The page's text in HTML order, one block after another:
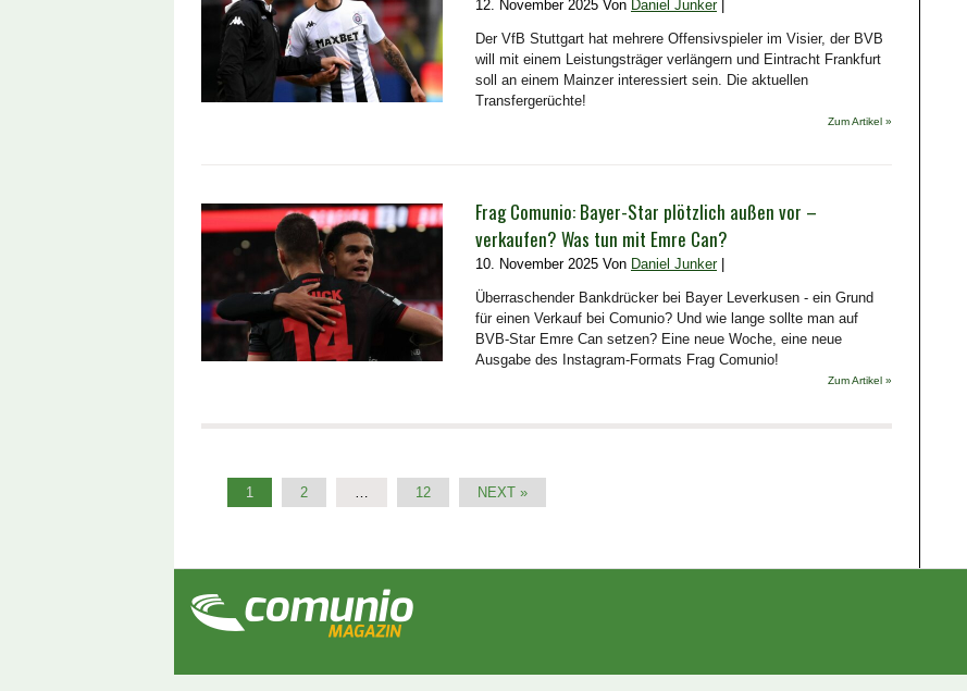
12. November 2025 Von Daniel Junker|
Der VfB Stuttgart hat mehrere Offensivspieler im Visier, der BVB
will mit einem Leistungsträger verlängern und Eintracht Frankfurt
soll an einem Mainzer interessiert sein. Die aktuellen
Transfergerüchte!
Zum Artikel »
Frag Comunio: Bayer-Star plötzlich außen vor –
verkaufen? Was tun mit Emre Can?
10. November 2025 Von Daniel Junker|
Überraschender Bankdrücker bei Bayer Leverkusen - ein Grund
für einen Verkauf bei Comunio? Und wie lange sollte man auf
BVB-Star Emre Can setzen? Eine neue Woche, eine neue
Ausgabe des Instagram-Formats Frag Comunio!
Zum Artikel »
1 2 … 12 NEXT »